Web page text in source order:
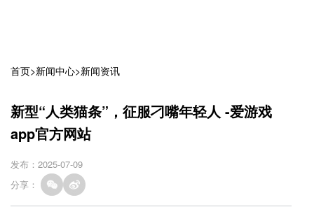
首页>新闻中心>新闻资讯
新型“人类猫条”，征服刁嘴年轻人 -爱游戏
app官方网站
发布：2025-07-09
分享：